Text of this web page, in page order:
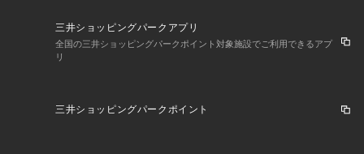
三井ショッピングパークアプリ
全国の三井ショッピングパークポイント対象施設でご利用できるアプ
リ
三井ショッピングパークポイント